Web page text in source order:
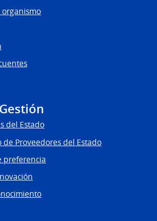
del Estado
de Proveedores del Estado
preferencia